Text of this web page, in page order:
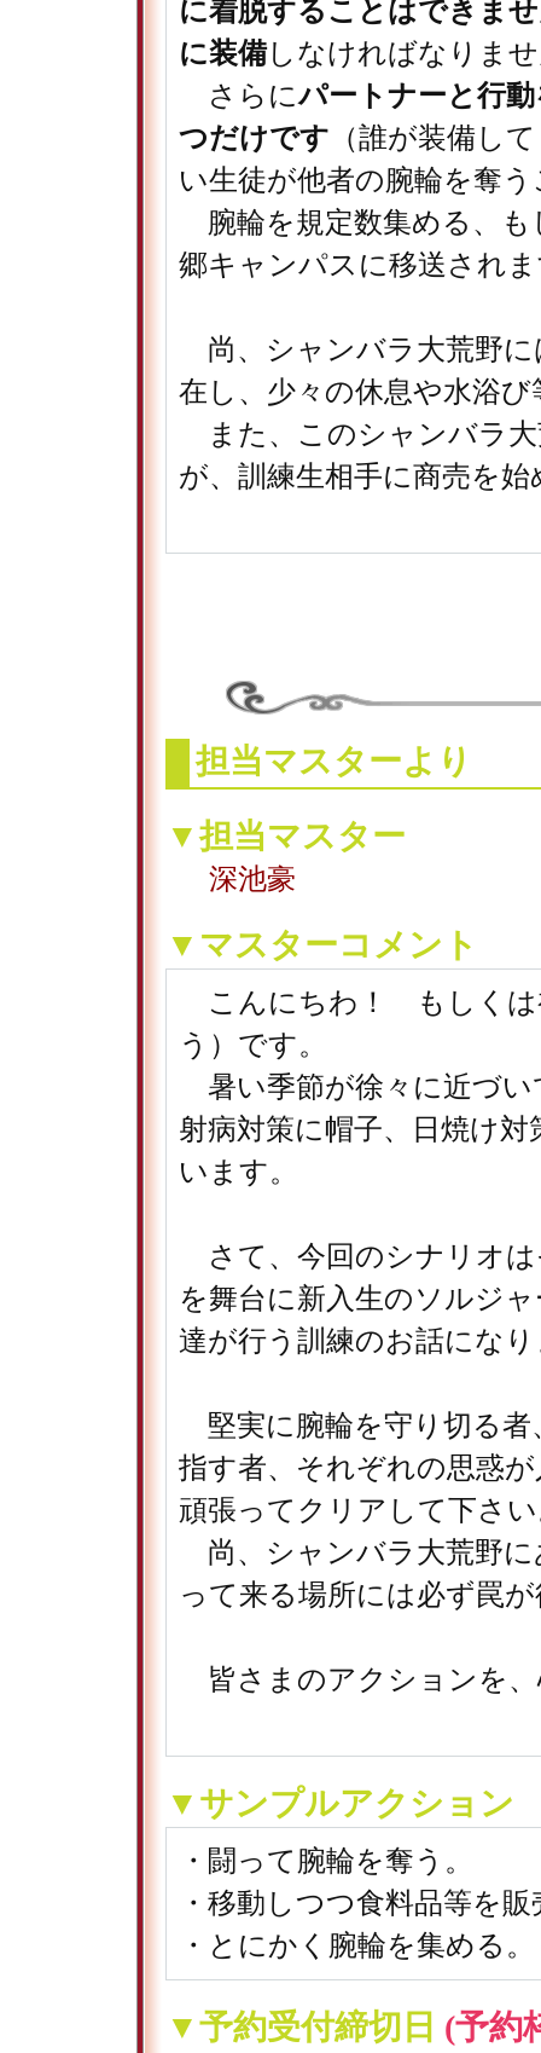
に着脱することはできま
に装備しなければなりま
さらにパートナーと行
つだけです （誰が装備し
い生徒が他者の腕輪を奪
腕輪を規定数集める、も
郷キャンパスに移送され
尚、シャンバラ大荒野に
在し、少々の休息や水浴
また、このシャンバラ大
が、訓練生相手に商売を
担当マスターより
▼担当マスター
深池豪
▼マスターコメント
こんにちわ！ もしく
う）です。
暑い季節が徐々に近づい
射病対策に帽子、日焼け
います。
さて、今回のシナリオは
を舞台に新入生のソルジ
達が行う訓練のお話にな
堅実に腕輪を守り切る者
指す者、それぞれの思惑
頑張ってクリアして下さ
尚、シャンバラ大荒野
って来る場所には必ず罠
皆さまのアクションを
▼サンプルアクション
・闘って腕輪を奪う。
・移動しつつ食料品等を
・とにかく腕輪を集める。
▼予約受付締切日 (予約